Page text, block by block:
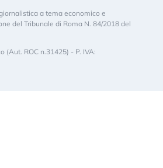
a tema economico e
del Tribunale di Roma N. 84/2018 del
(Aut. ROC n.31425) - P. IVA: